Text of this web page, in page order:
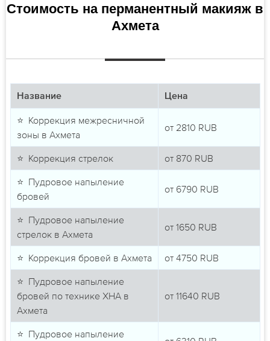
Стоимость на перманентный макияж в
Ахмета
Название Цена
⭐ Коррекция межресничной
зоны в Ахмета
от 2810 RUB
⭐ Коррекция стрелок от 870 RUB
⭐ Пудровое напыление
бровей
от 6790 RUB
⭐ Пудровое напыление
стрелок в Ахмета
от 1650 RUB
⭐ Коррекция бровей в Ахмета от 4750 RUB
⭐ Пудровое напыление
бровей по технике ХНА в
Ахмета
от 11640 RUB
⭐ Пудровое напыление